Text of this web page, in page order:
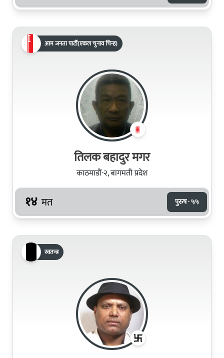
आम जनता पार्टी(एकल चुनाव चिन्ह)
तिलक बहादुर मगर
काठमाडौं-२, बागमती प्रदेश
१४ मत पुरुष · ५५
स्वतन्त्र